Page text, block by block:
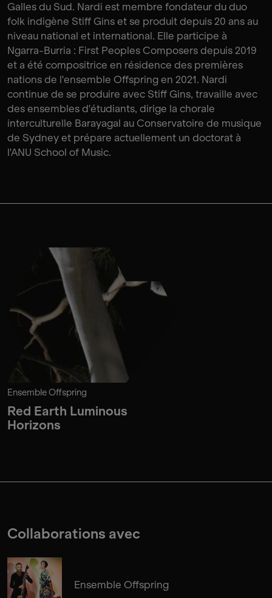
Galles du Sud. Nardi est membre fondateur du duo
folk indigène Stiff Gins et se produit depuis 20 ans au
niveau national et international. Elle participe à
Ngarra-Burria : First Peoples Composers depuis 2019
et a été compositrice en résidence des premières
nations de l'ensemble Offspring en 2021. Nardi
continue de se produire avec Stiff Gins, travaille avec
des ensembles d'étudiants, dirige la chorale
interculturelle Barayagal au Conservatoire de musique
de Sydney et prépare actuellement un doctorat à
l'ANU School of Music.
Ensemble Offspring
Red Earth Luminous
Horizons
Collaborations avec
Ensemble Offspring